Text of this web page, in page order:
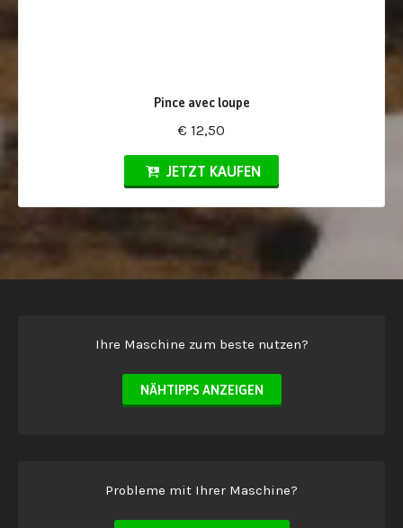
Pince avec loupe
€ 12,50
JETZT KAUFEN
Ihre Maschine zum beste nutzen?
NÄHTIPPS ANZEIGEN
Probleme mit Ihrer Maschine?